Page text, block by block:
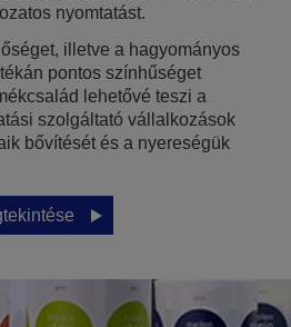
nyomtatást.
illetve a hagyományos
pontos színhűséget
lehetővé teszi a
szolgáltató vállalkozások
bővítését és a nyereségük